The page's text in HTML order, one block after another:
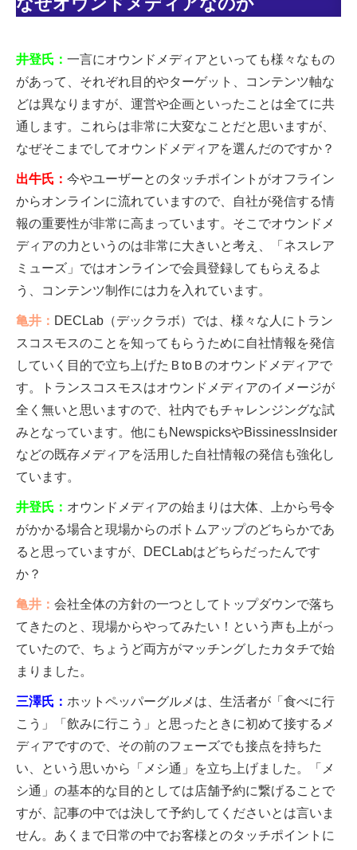
井登氏： 一言にオウンドメディアといっても様々なもの
があって、それぞれ目的やターゲット、コンテンツ軸な
どは異なりますが、運営や企画といったことは全てに共
通します。これらは非常に大変なことだと思いますが、
なぜそこまでしてオウンドメディアを選んだのですか？
出牛氏： 今やユーザーとのタッチポイントがオフライン
からオンラインに流れていますので、自社が発信する情
報の重要性が非常に高まっています。そこでオウンドメ
ディアの力というのは非常に大きいと考え、「ネスレア
ミューズ」ではオンラインで会員登録してもらえるよ
う、コンテンツ制作には力を入れています。
亀井： DECLab（デックラボ）では、様々な人にトラン
スコスモスのことを知ってもらうために自社情報を発信
していく目的で立ち上げたＢtoＢのオウンドメディアで
す。トランスコスモスはオウンドメディアのイメージが
全く無いと思いますので、社内でもチャレンジングな試
みとなっています。他にもNewspicksやBissinessInsider
などの既存メディアを活用した自社情報の発信も強化し
ています。
井登氏： オウンドメディアの始まりは大体、上から号令
がかかる場合と現場からのボトムアップのどちらかであ
ると思っていますが、DECLabはどちらだったんです
か？
亀井： 会社全体の方針の一つとしてトップダウンで落ち
てきたのと、現場からやってみたい！という声も上がっ
ていたので、ちょうど両方がマッチングしたカタチで始
まりました。
三澤氏： ホットペッパーグルメは、生活者が「食べに行
こう」「飲みに行こう」と思ったときに初めて接するメ
ディアですので、その前のフェーズでも接点を持ちた
い、という思いから「メシ通」を立ち上げました。「メ
シ通」の基本的な目的としては店舗予約に繋げることで
すが、記事の中では決して予約してくださいとは言いま
せん。あくまで日常の中でお客様とのタッチポイントに